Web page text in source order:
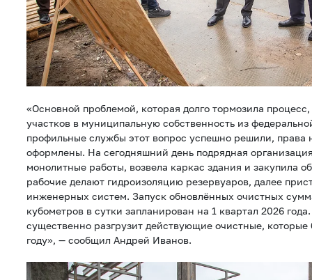
«Основной проблемой, которая долго тормозила
участков в муниципальную собственность из
профильные службы этот вопрос успешно решили, права
оформлены. На сегодняшний день подрядная
монолитные работы, возвела каркас здания и закупила
рабочие делают гидроизоляцию резервуаров, далее
инженерных систем. Запуск обновлённых очистных
кубометров в сутки запланирован на 1 квартал 2026
существенно разгрузит действующие очистные,
году», — сообщил Андрей Иванов.